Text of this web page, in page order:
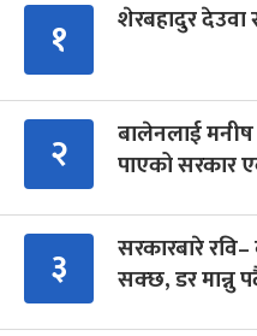
१ शेरबहादुर देउवा
२
बालेनलाई
पाएको सरकार
३
सरकारबारे
सक्छ, डर मान्नु